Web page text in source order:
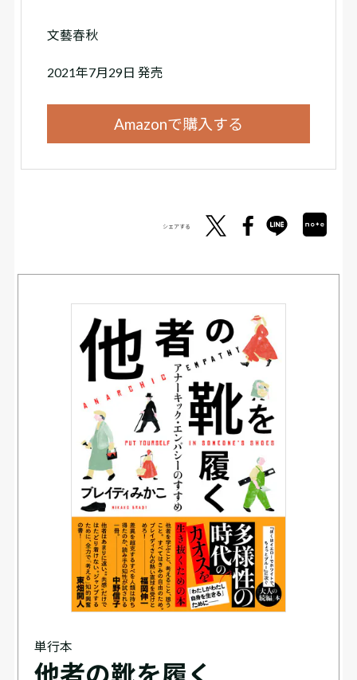
文藝春秋
2021年7月29日 発売
Amazonで購入する
シェアする
単行本